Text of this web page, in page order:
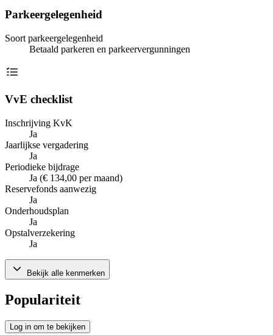
Parkeergelegenheid
Soort parkeergelegenheid
Betaald parkeren en parkeervergunningen
VvE checklist
Inschrijving KvK
Ja
Jaarlijkse vergadering
Ja
Periodieke bijdrage
Ja (€ 134,00 per maand)
Reservefonds aanwezig
Ja
Onderhoudsplan
Ja
Opstalverzekering
Ja
Bekijk alle kenmerken
Populariteit
Log in om te bekijken